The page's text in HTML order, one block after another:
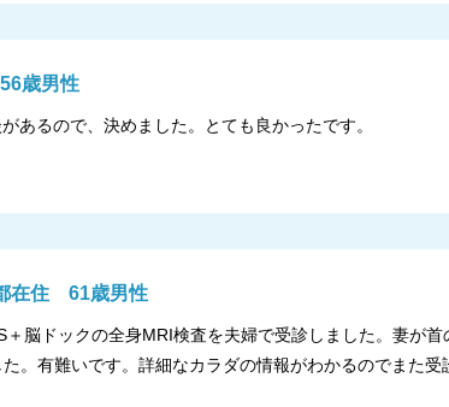
56歳男性
あるので、決めました。とても良かったです。
在住 61歳男性
＋脳ドックの全身MRI検査を夫婦で受診しました。妻が
た。有難いです。詳細なカラダの情報がわかるのでまた受